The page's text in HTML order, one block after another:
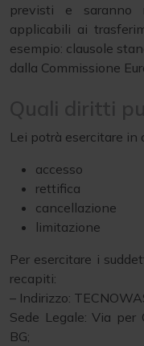
previsti e saranno
applicabili ai
esempio: clausole
dalla Commissione
Lei potrà esercitare
accesso
rettifica
cancellazione
limitazione
Per esercitare i
recapiti:
– Indirizzo:
Sede Legale: Via per
BG;